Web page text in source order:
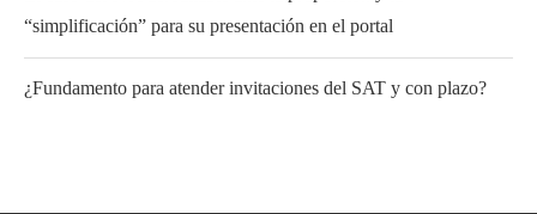
“simplificación” para su presentación en el portal
¿Fundamento para atender invitaciones del SAT y con plazo?